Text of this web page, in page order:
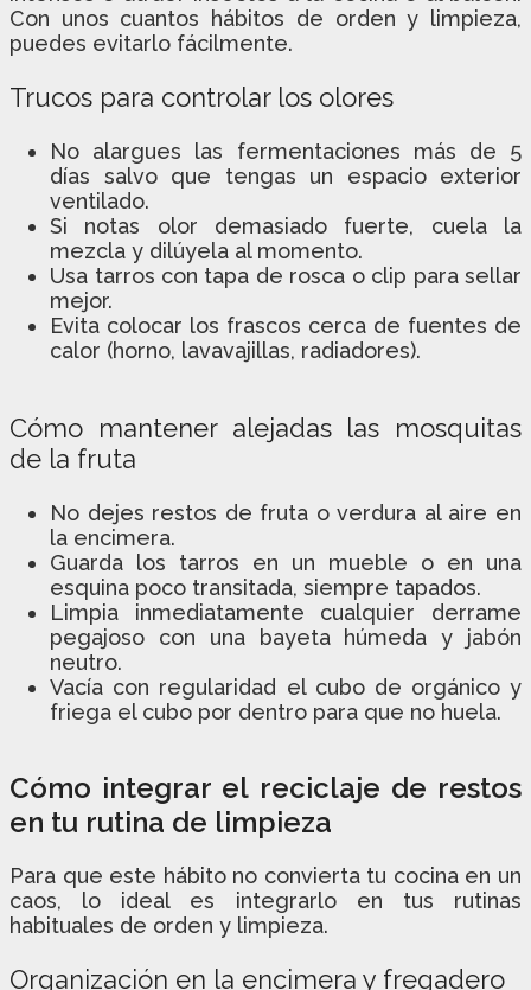
Con unos cuantos hábitos de orden y limpieza,
puedes evitarlo fácilmente.
Trucos para controlar los olores
No alargues las fermentaciones más de 5
días salvo que tengas un espacio exterior
ventilado.
Si notas olor demasiado fuerte, cuela la
mezcla y dilúyela al momento.
Usa tarros con tapa de rosca o clip para sellar
mejor.
Evita colocar los frascos cerca de fuentes de
calor (horno, lavavajillas, radiadores).
Cómo mantener alejadas las mosquitas
de la fruta
No dejes restos de fruta o verdura al aire en
la encimera.
Guarda los tarros en un mueble o en una
esquina poco transitada, siempre tapados.
Limpia inmediatamente cualquier derrame
pegajoso con una bayeta húmeda y jabón
neutro.
Vacía con regularidad el cubo de orgánico y
friega el cubo por dentro para que no huela.
Cómo integrar el reciclaje de restos
en tu rutina de limpieza
Para que este hábito no convierta tu cocina en un
caos, lo ideal es integrarlo en tus rutinas
habituales de orden y limpieza.
Organización en la encimera y fregadero